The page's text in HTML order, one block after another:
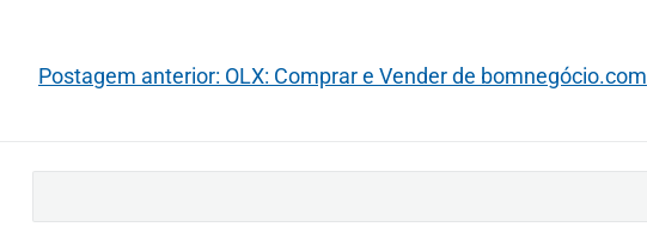
Postagem anterior: OLX: Comprar e Vender de bomnegócio.com